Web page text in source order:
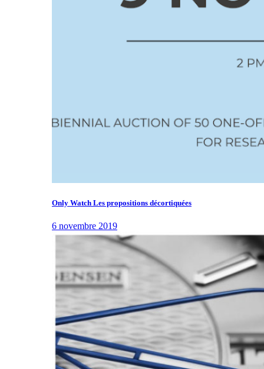
Only Watch Les propositions décortiquées
6 novembre 2019